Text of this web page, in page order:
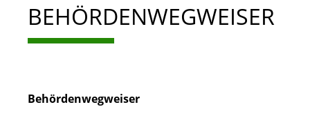
BEHÖRDENWEGWEISER
Behördenwegweiser